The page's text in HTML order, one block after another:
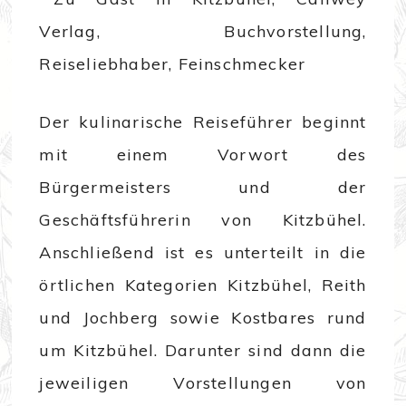
Der kulinarische Reiseführer beginnt
mit einem Vorwort des
Bürgermeisters und der
Geschäftsführerin von Kitzbühel.
Anschließend ist es unterteilt in die
örtlichen Kategorien Kitzbühel, Reith
und Jochberg sowie Kostbares rund
um Kitzbühel. Darunter sind dann die
jeweiligen Vorstellungen von